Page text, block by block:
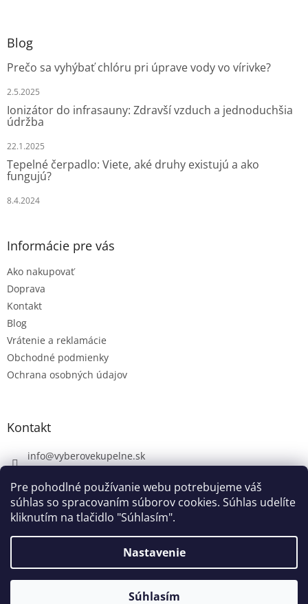
Pre pohodlné používanie webu potrebujeme váš
súhlas so spracovaním súborov cookies. Súhlas udelíte
kliknutím na tlačidlo "Súhlasím".
Nastavenie
Súhlasím
V piatok 7. 8. máme firemnú dovolenku. V prípade potreby nám
napíšte na info@vyberovekupelne.sk. Všetky požiadavky začneme
Blog
Prečo sa vyhýbať chlóru pri úprave vody vo vírivke?
2.5.2025
Ionizátor do infrasauny: Zdravší vzduch a jednoduchšia
údržba
22.1.2025
Tepelné čerpadlo: Viete, aké druhy existujú a ako
fungujú?
8.4.2024
Informácie pre vás
Ako nakupovať
Doprava
Kontakt
Blog
Vrátenie a reklamácie
Obchodné podmienky
Ochrana osobných údajov
Kontakt
info@vyberovekupelne.sk
https://www.facebook.com/vyberovekoupelny/
Vytvoril Shoptet
Výberové kúpeľne. Všetky práva vyhradené.